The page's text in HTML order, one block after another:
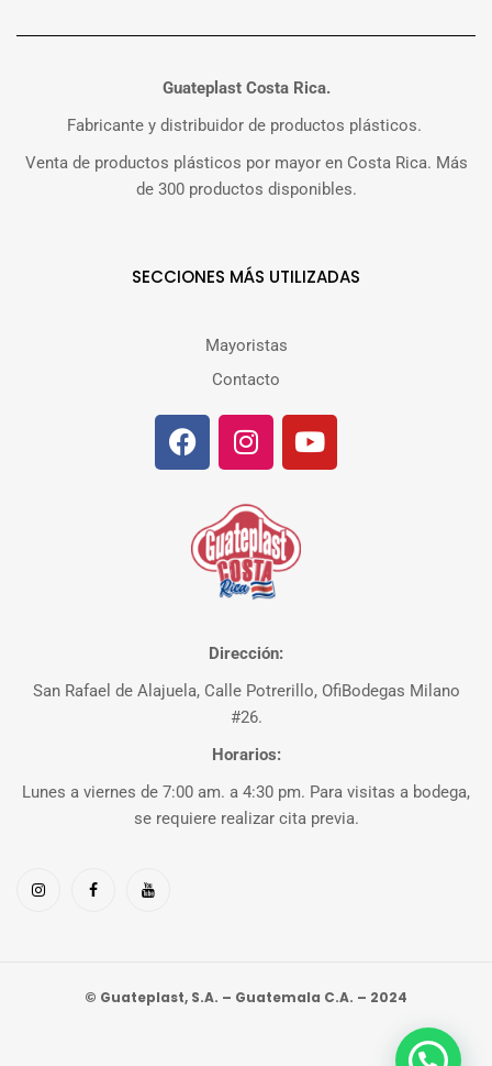
Guateplast Costa Rica.
Fabricante y distribuidor de productos plásticos.
Venta de productos plásticos por mayor en Costa Rica. Más
de 300 productos disponibles.
SECCIONES MÁS UTILIZADAS
Mayoristas
Contacto
Dirección:
San Rafael de Alajuela, Calle Potrerillo, OfiBodegas Milano
#26.
Horarios:
Lunes a viernes de 7:00 am. a 4:30 pm. Para visitas a bodega,
se requiere realizar cita previa.
© Guateplast, S.A. – Guatemala C.A. – 2024